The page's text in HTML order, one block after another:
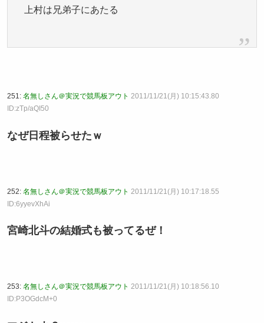
上村は兄弟子にあたる
251: 名無しさん＠実況で競馬板アウト 2011/11/21(月) 10:15:43.80
ID:zTp/aQI50
なぜ日程被らせたｗ
252: 名無しさん＠実況で競馬板アウト 2011/11/21(月) 10:17:18.55
ID:6yyevXhAi
宮崎北斗の結婚式も被ってるぜ！
253: 名無しさん＠実況で競馬板アウト 2011/11/21(月) 10:18:56.10
ID:P3OGdcM+0